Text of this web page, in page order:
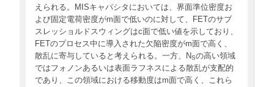
えられる。MISキャパシタにおいては、界面準位密度お
よび固定電荷密度がm面で低いのに対して、FETのサブ
スレッショルドスウィングはc面で低い値を示しており、
FETのプロセス中に導入された欠陥密度がm面で高く、
散乱に寄与していると考えられる。一方、NSの高い領域
ではフォノンあるいは表面ラフネスによる散乱が支配的
であり、この領域における移動度はm面で高く、これら